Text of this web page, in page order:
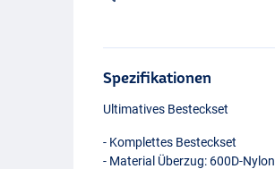
Spezifikationen
Ultimatives Besteckset
- Komplettes Besteckset
- Material Überzug: 600D-Nylon